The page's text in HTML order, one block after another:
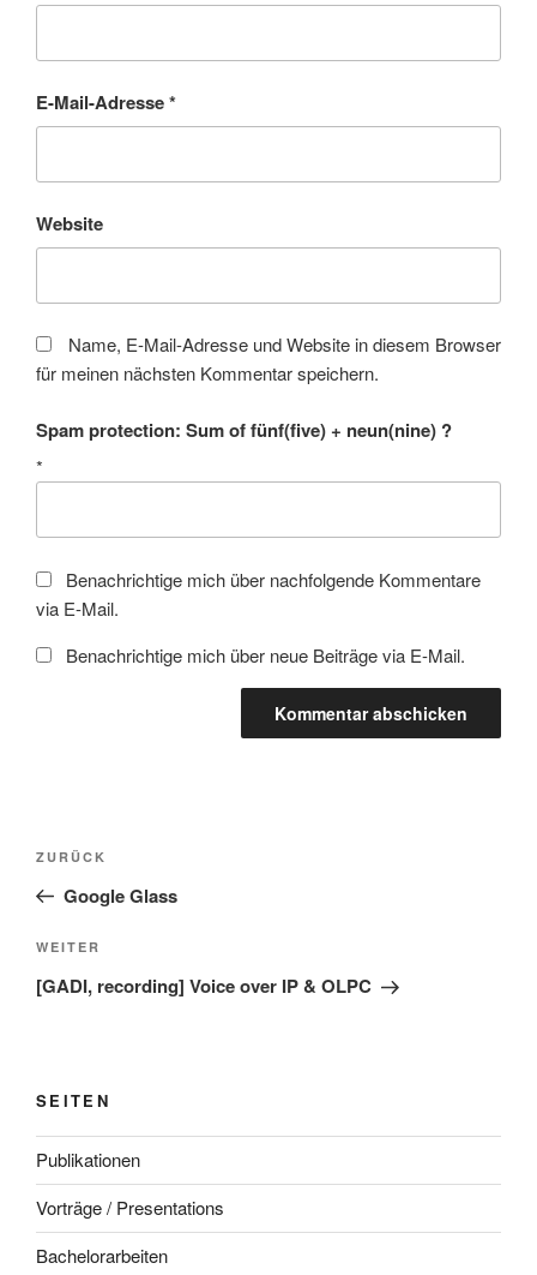
E-Mail-Adresse*
Website
Name, E-Mail-Adresse und Website in diesem Browser
für meinen nächsten Kommentar speichern.
Spam protection: Sum of fünf(five) + neun(nine) ?
*
Benachrichtige mich über nachfolgende Kommentare
via E-Mail.
Benachrichtige mich über neue Beiträge via E-Mail.
Beitragsnavigation
Vorheriger
Beitrag
ZURÜCK
Google Glass
Nächster
Beitrag
WEITER
[GADI, recording] Voice over IP & OLPC
SEITEN
Publikationen
Vorträge / Presentations
Bachelorarbeiten